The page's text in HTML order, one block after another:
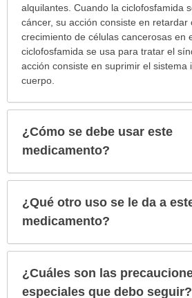
alquilantes. Cuando la ciclofosfamida
cáncer, su acción consiste en retardar
crecimiento de células cancerosas en
ciclofosfamida se usa para tratar el
acción consiste en suprimir el sistema
cuerpo.
¿Cómo se debe usar este
medicamento?
¿Qué otro uso se le da a
medicamento?
¿Cuáles son las
especiales que debo seguir?